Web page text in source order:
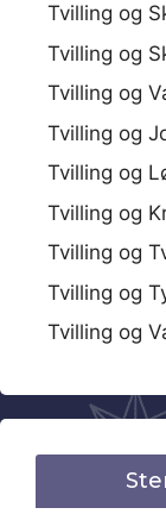
Tvilling og
Tvilling og
Tvilling og
Tvilling og
Tvilling og
Tvilling og
Tvilling og
Tvilling og
Tvilling og